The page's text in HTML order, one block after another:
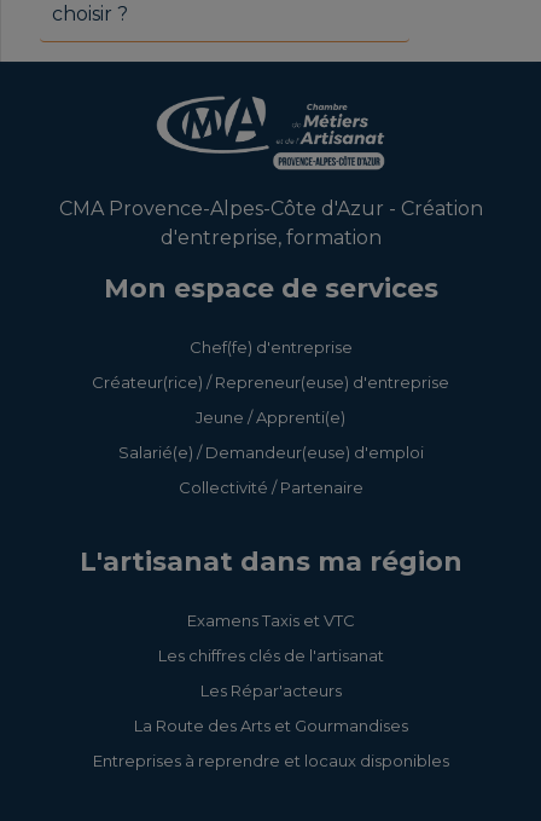
choisir ?
CMA Provence-Alpes-Côte d'Azur - Création
d'entreprise, formation
Mon espace de services
Chef(fe) d'entreprise
Créateur(rice) / Repreneur(euse) d'entreprise
Jeune / Apprenti(e)
Salarié(e) / Demandeur(euse) d'emploi
Collectivité / Partenaire
L'artisanat dans ma région
Examens Taxis et VTC
Les chiffres clés de l'artisanat
Les Répar'acteurs
La Route des Arts et Gourmandises
Entreprises à reprendre et locaux disponibles